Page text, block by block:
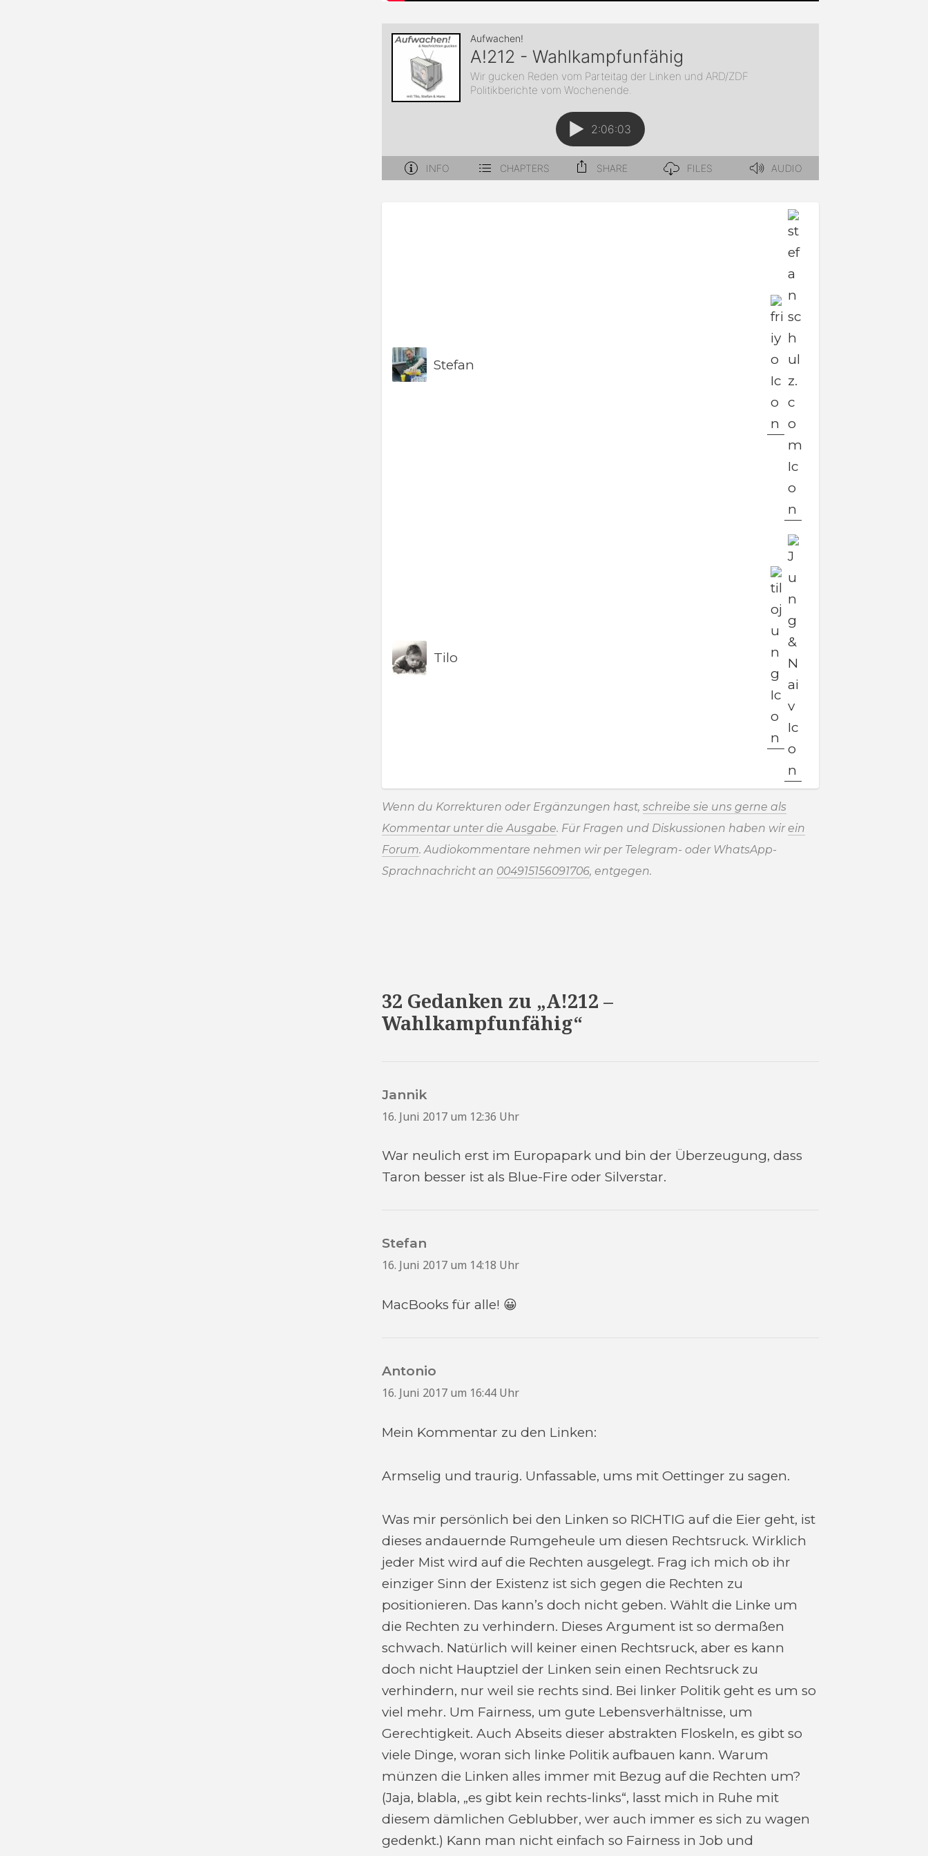
Stefan
Tilo
Wenn du Korrekturen oder Ergänzungen hast,schreibe sie uns gerne als
Kommentar unter die Ausgabe. Für Fragen und Diskussionen haben wirein
Forum. Audiokommentare nehmen wir per Telegram- oder WhatsApp-
Sprachnachricht an 004915156091706, entgegen.
32 Gedanken zu „A!212 –
Wahlkampfunfähig“
Jannik
16. Juni 2017 um 12:36 Uhr
War neulich erst im Europapark und bin der Überzeugung, dass
Taron besser ist als Blue-Fire oder Silverstar.
Stefan
16. Juni 2017 um 14:18 Uhr
MacBooks für alle! 😀
Antonio
16. Juni 2017 um 16:44 Uhr
Mein Kommentar zu den Linken:
Armselig und traurig. Unfassable, ums mit Oettinger zu sagen.
Was mir persönlich bei den Linken so RICHTIG auf die Eier geht, ist
dieses andauernde Rumgeheule um diesen Rechtsruck. Wirklich
jeder Mist wird auf die Rechten ausgelegt. Frag ich mich ob ihr
einziger Sinn der Existenz ist sich gegen die Rechten zu
positionieren. Das kann’s doch nicht geben. Wählt die Linke um
die Rechten zu verhindern. Dieses Argument ist so dermaßen
schwach. Natürlich will keiner einen Rechtsruck, aber es kann
doch nicht Hauptziel der Linken sein einen Rechtsruck zu
verhindern, nur weil sie rechts sind. Bei linker Politik geht es um so
viel mehr. Um Fairness, um gute Lebensverhältnisse, um
Gerechtigkeit. Auch Abseits dieser abstrakten Floskeln, es gibt so
viele Dinge, woran sich linke Politik aufbauen kann. Warum
münzen die Linken alles immer mit Bezug auf die Rechten um?
(Jaja, blabla, „es gibt kein rechts-links“, lasst mich in Ruhe mit
diesem dämlichen Geblubber, wer auch immer es sich zu wagen
gedenkt.) Kann man nicht einfach so Fairness in Job und